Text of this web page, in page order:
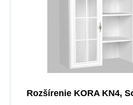
Rozšírenie KORA KN4,